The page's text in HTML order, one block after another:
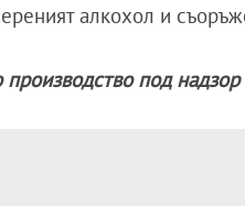
алкохол и
под